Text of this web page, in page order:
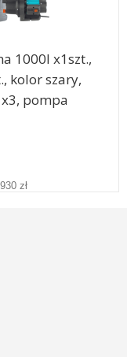
1000l x1szt.,
kolor szary,
pompa
zł